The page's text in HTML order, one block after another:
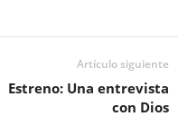
Artículo siguiente
Estreno: Una entrevista
con Dios